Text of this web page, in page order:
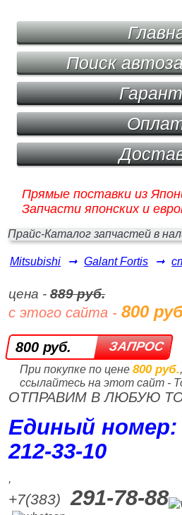
Поиск
Прямые поставки из
Запчасти японских и
Прайс-Каталог запчастей в
Mitsubishi ➞ Galant Fortis ➞
цена -889 руб.
с этого сайта -800
800 руб.
При покупке по цене 800 руб.,
ссылайтесь на этот сайт -
ОТПРАВИМ В ЛЮБУЮ
Единый
212‑33‑10
,
+7(383) 291-78-88